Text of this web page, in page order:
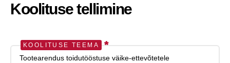
Koolituse tellimine
KOOLITUSE TEEMA *